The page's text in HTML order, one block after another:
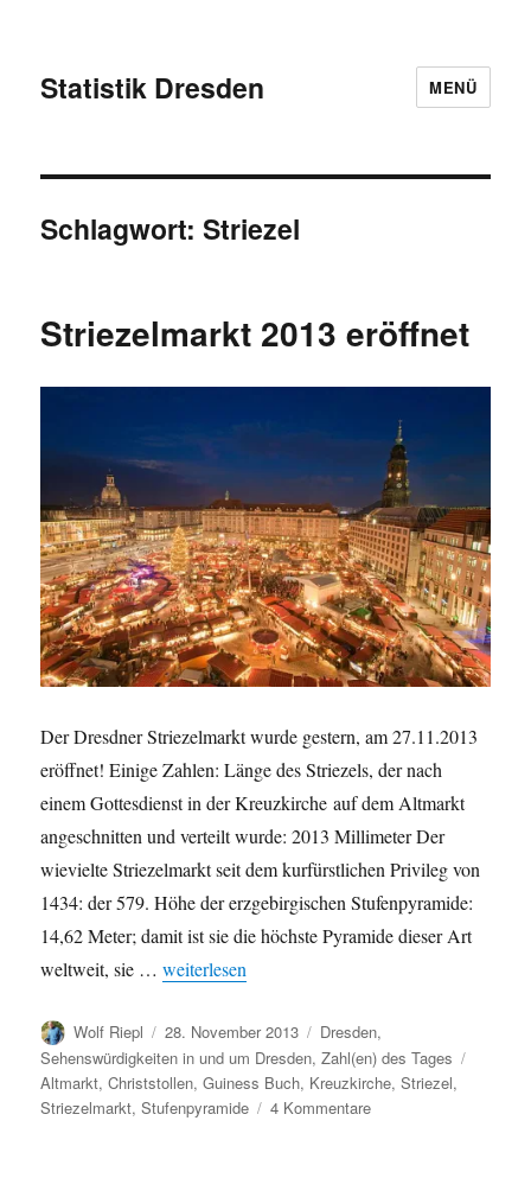
Statistik Dresden MENÜ
Schlagwort:Striezel
Striezelmarkt 2013 eröffnet
Der Dresdner Striezelmarkt wurde gestern, am 27.11.2013
eröffnet! Einige Zahlen: Länge des Striezels, der nach
einem Gottesdienst in der Kreuzkirche auf dem Altmarkt
angeschnitten und verteilt wurde: 2013 Millimeter Der
wievielte Striezelmarkt seit dem kurfürstlichen Privileg von
1434: der 579. Höhe der erzgebirgischen Stufenpyramide:
14,62 Meter; damit ist sie die höchste Pyramide dieser Art
weltweit, sie …„Striezelmarkt 2013 eröffnet“
weiterlesen
Autor
Wolf Riepl
Veröffentlicht
am
28. November 2013 Kategorien
Dresden,
Sehenswürdigkeiten in und um Dresden,Zahl(en) des Tages
Altmarkt,Christstollen,Guiness Buch, Kreuzkirche,Striezel,
Striezelmarkt,Stufenpyramide 4 Kommentarezu